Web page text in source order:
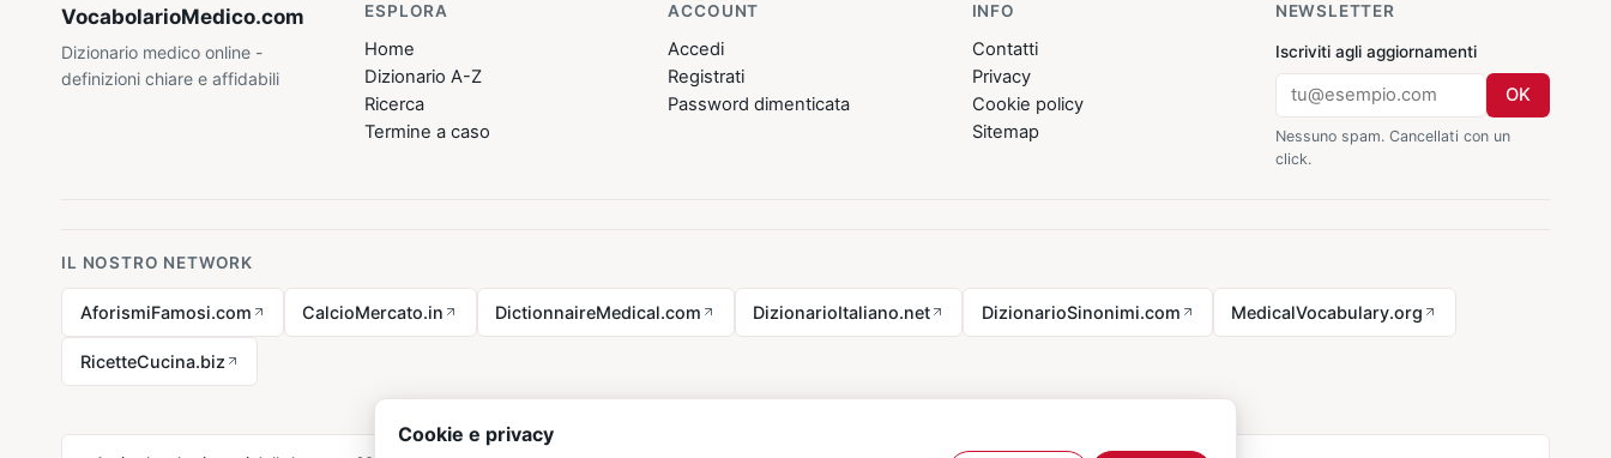
VocabolarioMedico.com
Dizionario medico online -
definizioni chiare e affidabili
ESPLORA
Home
Dizionario A-Z
Ricerca
Termine a caso
ACCOUNT
Accedi
Registrati
Password dimenticata
INFO
Contatti
Privacy
Cookie policy
Sitemap
NEWSLETTER
Iscriviti agli aggiornamenti
OK
Nessuno spam. Cancellati con un
click.
IL NOSTRO NETWORK
AforismiFamosi.com CalcioMercato.in DictionnaireMedical.com DizionarioItaliano.net DizionarioSinonimi.com MedicalVocabulary.org
RicetteCucina.biz
Cookie e privacy